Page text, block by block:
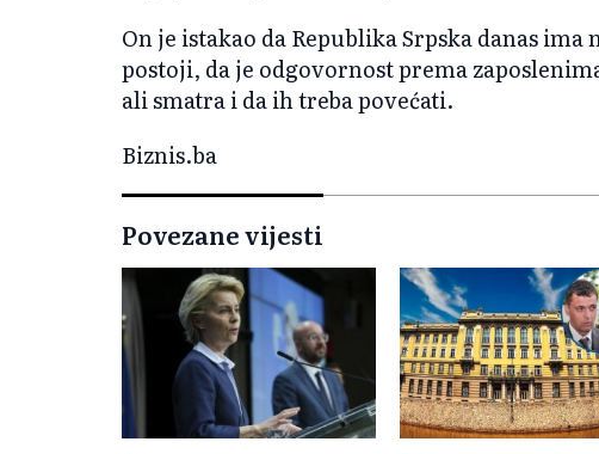
On je istakao da Republika Srpska danas
postoji, da je odgovornost prema
ali smatra i da ih treba povećati.
Biznis.ba
Povezane vijesti